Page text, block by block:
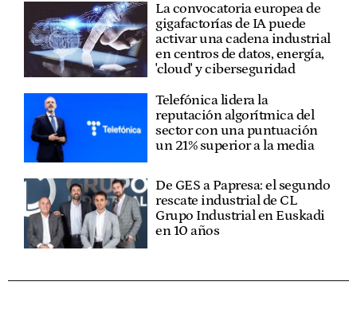
La convocatoria europea de
gigafactorías de IA puede
activar una cadena industrial
en centros de datos, energía,
'cloud' y ciberseguridad
Telefónica lidera la
reputación algorítmica del
sector con una puntuación
un 21% superior a la media
De GES a Papresa: el segundo
rescate industrial de CL
Grupo Industrial en Euskadi
en 10 años